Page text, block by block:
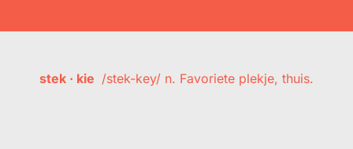
stek · kie /stek-key/ n. Favoriete plekje, thuis.